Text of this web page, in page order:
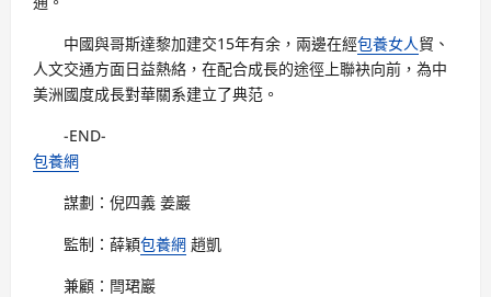
中國與哥斯達黎加建交15年有余，兩邊在經包養女人貿、
人文交通方面日益熱絡，在配合成長的途徑上聯袂向前，為中
美洲國度成長對華關系建立了典范。
-END-
包養網
謀劃：倪四義 姜巖
監制：薛穎包養網 趙凱
兼顧：閆珺巖